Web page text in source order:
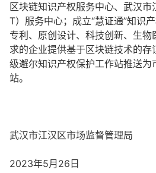
区块链知识产权服务中心、武汉
T）服务中心；成立“慧证通”知识
专利、原创设计、科技创新、生
求的企业提供基于区块链技术的
级邂尔知识产权保护工作站推送为
站。
武汉市江汉区市场监督管理局
2023年5月26日